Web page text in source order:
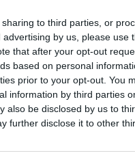
to third parties, or
by us, please use
that after your opt-out
based on personal
prior to your opt-out. You
information by third parties
also be disclosed by us to
further disclose it to other